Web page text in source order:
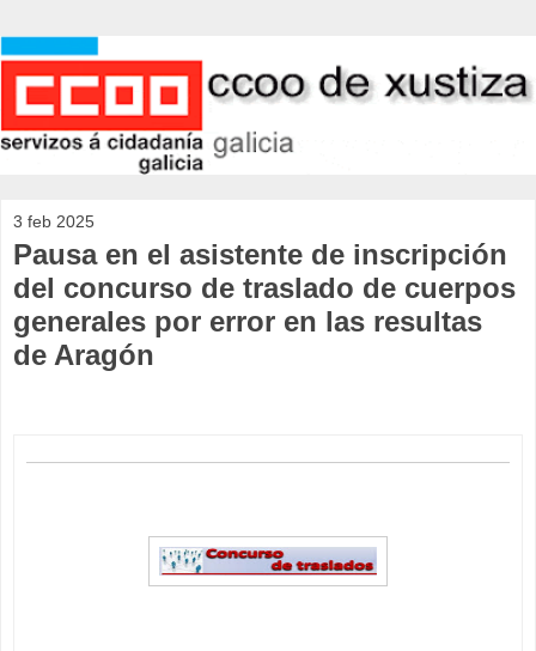
3 feb 2025
Pausa en el asistente de inscripción
del concurso de traslado de cuerpos
generales por error en las resultas
de Aragón